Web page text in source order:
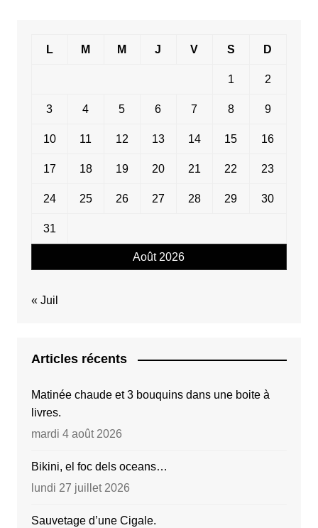
Août 2026
L M M J V S D
1 2
3 4 5 6 7 8 9
10 11 12 13 14 15 16
17 18 19 20 21 22 23
24 25 26 27 28 29 30
31
« Juil
Articles récents
Matinée chaude et 3 bouquins dans une boite à
livres.
mardi 4 août 2026
Bikini, el foc dels oceans…
lundi 27 juillet 2026
Sauvetage d’une Cigale.